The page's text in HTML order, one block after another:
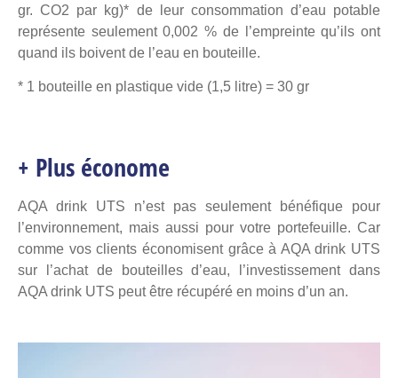
gr. CO2 par kg)* de leur consommation d’eau potable
représente seulement 0,002 % de l’empreinte qu’ils ont
quand ils boivent de l’eau en bouteille.
* 1 bouteille en plastique vide (1,5 litre) = 30 gr
+ Plus économe
AQA drink UTS n’est pas seulement bénéfique pour
l’environnement, mais aussi pour votre portefeuille. Car
comme vos clients économisent grâce à AQA drink UTS
sur l’achat de bouteilles d’eau, l’investissement dans
AQA drink UTS peut être récupéré en moins d’un an.